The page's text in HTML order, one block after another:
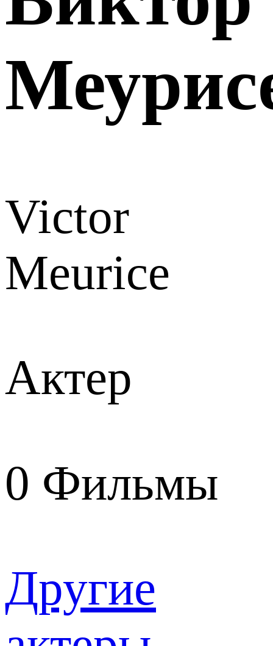
Victor
Meurice
Актер
0 Фильмы
Другие